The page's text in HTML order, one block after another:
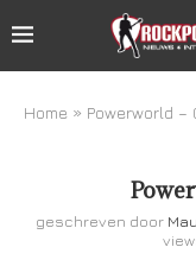
Home » Powerworld –
geschreven door